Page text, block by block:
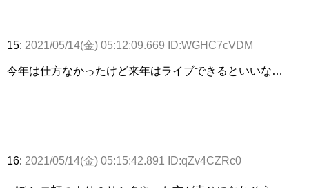
15: 2021/05/14(金) 05:12:09.669 ID:WGHC7cVDM
今年は仕方なかったけど来年はライブできるといいな…
16: 2021/05/14(金) 05:15:42.891 ID:qZv4CZRc0